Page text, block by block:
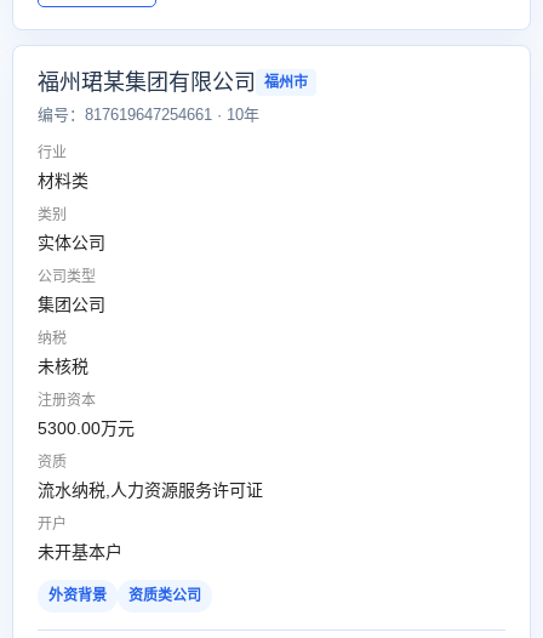
福州珺某集团有限公司 福州市
编号：817619647254661 · 10年
行业
材料类
类别
实体公司
公司类型
集团公司
纳税
未核税
注册资本
5300.00万元
资质
流水纳税,人力资源服务许可证
开户
未开基本户
外资背景 资质类公司